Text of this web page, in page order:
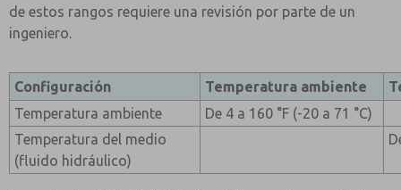
de estos rangos requiere una revisión por parte de un
ingeniero.
Configuración Temperatura ambiente
Temperatura ambiente
De 4 a 160 °F (-20 a 71 °C)
Temperatura del medio
(fluido hidráulico)